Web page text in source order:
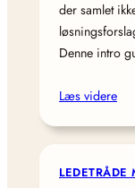
der samlet
Denne intro
Læs videre
LEDETRÅDE